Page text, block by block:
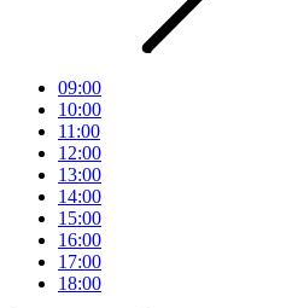
09:00
10:00
11:00
12:00
13:00
14:00
15:00
16:00
17:00
18:00